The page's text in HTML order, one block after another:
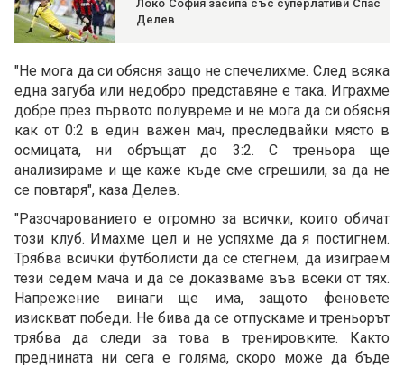
Локо София засипа със суперлативи Спас
Делев
"Не мога да си обясня защо не спечелихме. След всяка
една загуба или недобро представяне е така. Играхме
добре през първото полувреме и не мога да си обясня
как от 0:2 в един важен мач, преследвайки място в
осмицата, ни обръщат до 3:2. С треньора ще
анализираме и ще каже къде сме сгрешили, за да не
се повтаря", каза Делев.
"Разочарованието е огромно за всички, които обичат
този клуб. Имахме цел и не успяхме да я постигнем.
Трябва всички футболисти да се стегнем, да изиграем
тези седем мача и да се доказваме във всеки от тях.
Напрежение винаги ще има, защото феновете
изискват победи. Не бива да се отпускаме и треньорът
трябва да следи за това в тренировките. Както
преднината ни сега е голяма, скоро може да бъде